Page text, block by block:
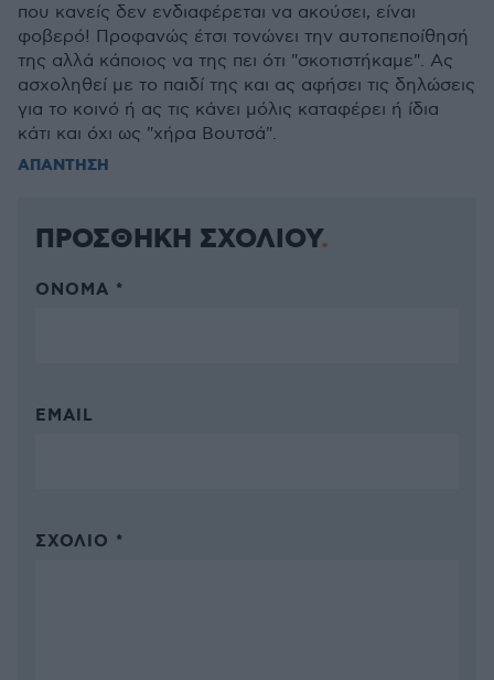
που κανείς δεν ενδιαφέρεται να ακούσει, είναι
φοβερό! Προφανώς έτσι τονώνει την αυτοπεποίθησή
της αλλά κάποιος να της πει ότι "σκοτιστήκαμε". Ας
ασχοληθεί με το παιδί της και ας αφήσει τις δηλώσεις
για το κοινό ή ας τις κάνει μόλις καταφέρει ή ίδια
κάτι και όχι ως "χήρα Βουτσά".
ΑΠΑΝΤΗΣΗ
ΠΡΟΣΘΗΚΗ ΣΧΟΛΙΟΥ
ΌΝΟΜΑ *
EMAIL
ΣΧΌΛΙΟ *